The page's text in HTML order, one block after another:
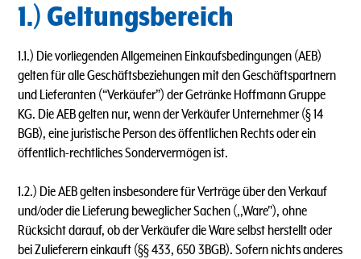
1.) Geltungsbereich
1.1.) Die vorliegenden Allgemeinen Einkaufsbedingungen (AEB)
gelten für alle Geschäftsbeziehungen mit den Geschäftspartnern
und Lieferanten (“Verkäufer”) der Getränke Hoffmann Gruppe
KG. Die AEB gelten nur, wenn der Verkäufer Unternehmer (§ 14
BGB), eine juristische Person des öffentlichen Rechts oder ein
öffentlich-rechtliches Sondervermögen ist.
1.2.) Die AEB gelten insbesondere für Verträge über den Verkauf
und/oder die Lieferung beweglicher Sachen (,,Ware"), ohne
Rücksicht darauf, ob der Verkäufer die Ware selbst herstellt oder
bei Zulieferern einkauft (§§ 433, 650 3BGB). Sofern nichts anderes